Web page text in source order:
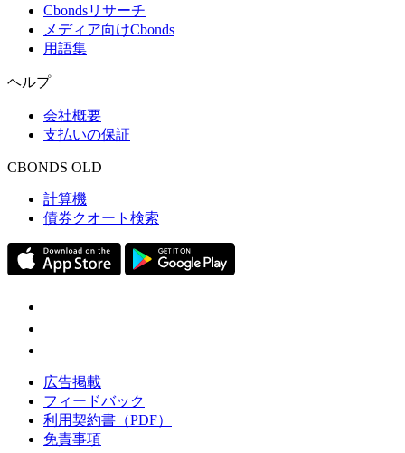
Cbondsリサーチ
メディア向けCbonds
用語集
ヘルプ
会社概要
支払いの保証
CBONDS OLD
計算機
債券クオート検索
広告掲載
フィードバック
利用契約書（PDF）
免責事項